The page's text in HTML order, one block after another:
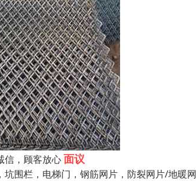
信，顾客放心面议
围栏，电梯门，钢筋网片，防裂网片/地暖